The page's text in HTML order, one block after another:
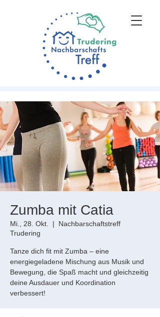
Zumba mit Catia
Mi., 28. Okt.
  |
Nachbarschaftstreff
Trudering
Tanze dich fit mit Zumba – eine
energiegeladene Mischung aus Musik und
Bewegung, die Spaß macht und gleichzeitig
deine Ausdauer und Koordination
verbessert!